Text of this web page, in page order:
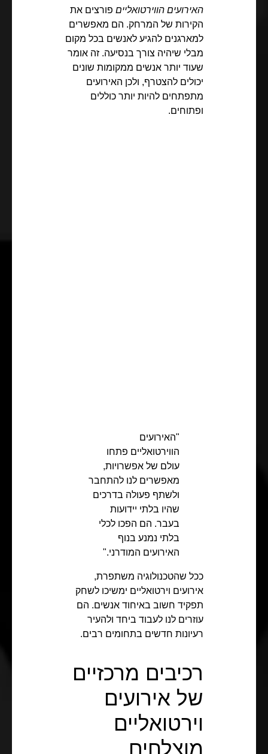
האירועים הווירטואלייםפורצים את
הקירות של המרחק. הם מאפשרים
למארגנים להגיע לאנשים בכל מקום
מבלי שיהיה צורך בנסיעה. זה אומר
שעוד יותר אנשים ממקומות שונים
יכולים להצטרף, ולכן האירועים
מתפתחים להיות יותר כוללים
ופתוחים.
"האירועים
הווירטואליים פתחו
עולם של אפשרויות,
מאפשרים לנו להתחבר
ולשתף פעולה בדרכים
שהיו בלתי יידועות
בעבר. הם הפכו לכלי
בלתי נמנע בנוף
האירועים המודרני."
ככל שהטכנולוגיה משתפרת,
אירועים וירטואליים ימשיכו לשחק
תפקיד חשוב באיחוד אנשים. הם
עוזרים לנו לעבוד ביחד ולהעיר
רעיונות חדשים בתחומים רבים.
רכיבים מרכזיים
של אירועים
וירטואליים
מוצלחים